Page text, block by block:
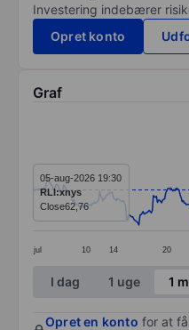
Investering indebærer
Opret konto
Graf
Line chart with 299
The chart has 1 X
The chart has 1 Y
jul 10 14 20
05-aug-2026 19:30
RLI:xnys
Close62,76
End of interactive
I dag 1 uge 1
Opret en konto for at